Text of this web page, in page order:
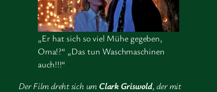
„Er hat sich so viel Mühe gegeben,
Oma!?“ „Das tun Waschmaschinen
auch!!!“
Der Film dreht sich um Clark Griswold, der mit